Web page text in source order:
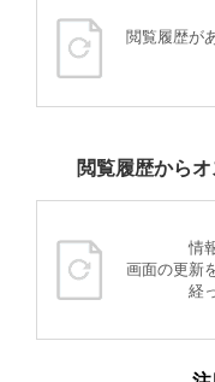
閲覧履歴が
閲覧履歴から
情
画面の更新
経